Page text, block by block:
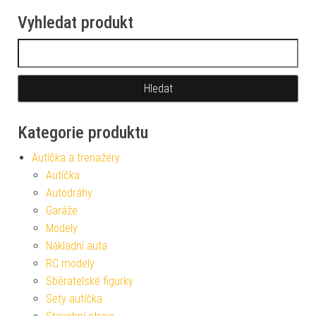
Vyhledat produkt
Kategorie produktu
Autíčka a trenažéry
Autíčka
Autodráhy
Garáže
Modely
Nákladní auta
RC modely
Sběratelské figurky
Sety autíčka